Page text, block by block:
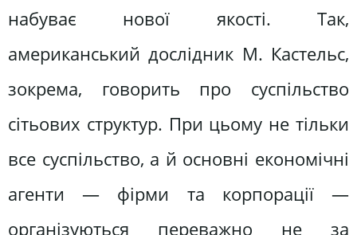
набуває нової якості. Так,
американський дослідник М. Кастельс,
зокрема, говорить про суспільство
сітьових структур. При цьому не тільки
все суспільство, а й основні економічні
агенти — фірми та корпорації —
організуються переважно не за